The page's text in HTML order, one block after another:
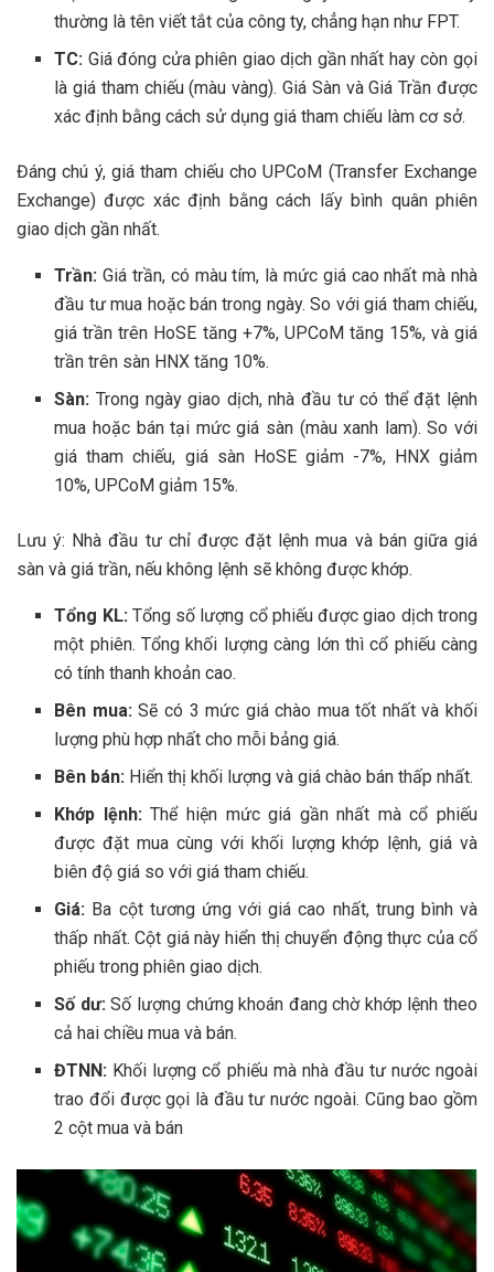
thường là tên viết tắt của công ty, chẳng hạn như FPT.
TC: Giá đóng cửa phiên giao dịch gần nhất hay còn gọi
là giá tham chiếu (màu vàng). Giá Sàn và Giá Trần được
xác định bằng cách sử dụng giá tham chiếu làm cơ sở.
Đáng chú ý, giá tham chiếu cho UPCoM (Transfer Exchange
Exchange) được xác định bằng cách lấy bình quân phiên
giao dịch gần nhất.
Trần: Giá trần, có màu tím, là mức giá cao nhất mà nhà
đầu tư mua hoặc bán trong ngày. So với giá tham chiếu,
giá trần trên HoSE tăng +7%, UPCoM tăng 15%, và giá
trần trên sàn HNX tăng 10%.
Sàn: Trong ngày giao dịch, nhà đầu tư có thể đặt lệnh
mua hoặc bán tại mức giá sàn (màu xanh lam). So với
giá tham chiếu, giá sàn HoSE giảm -7%, HNX giảm
10%, UPCoM giảm 15%.
Lưu ý: Nhà đầu tư chỉ được đặt lệnh mua và bán giữa giá
sàn và giá trần, nếu không lệnh sẽ không được khớp.
Tổng KL: Tổng số lượng cổ phiếu được giao dịch trong
một phiên. Tổng khối lượng càng lớn thì cổ phiếu càng
có tính thanh khoản cao.
Bên mua: Sẽ có 3 mức giá chào mua tốt nhất và khối
lượng phù hợp nhất cho mỗi bảng giá.
Bên bán: Hiển thị khối lượng và giá chào bán thấp nhất.
Khớp lệnh: Thể hiện mức giá gần nhất mà cổ phiếu
được đặt mua cùng với khối lượng khớp lệnh, giá và
biên độ giá so với giá tham chiếu.
Giá: Ba cột tương ứng với giá cao nhất, trung bình và
thấp nhất. Cột giá này hiển thị chuyển động thực của cổ
phiếu trong phiên giao dịch.
Số dư: Số lượng chứng khoán đang chờ khớp lệnh theo
cả hai chiều mua và bán.
ĐTNN: Khối lượng cổ phiếu mà nhà đầu tư nước ngoài
trao đổi được gọi là đầu tư nước ngoài. Cũng bao gồm
2 cột mua và bán